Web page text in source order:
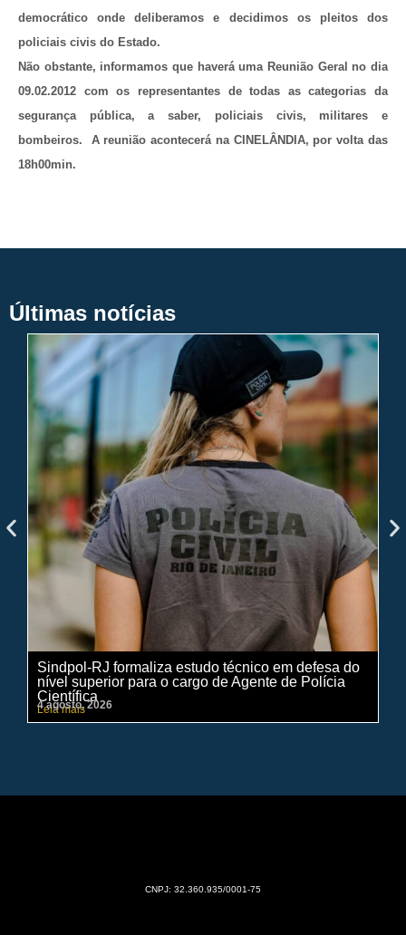
democrático onde deliberamos e decidimos os pleitos dos
policiais civis do Estado.
Não obstante, informamos que haverá uma Reunião Geral no dia
09.02.2012 com os representantes de todas as categorias da
segurança pública, a saber, policiais civis, militares e
bombeiros. A reunião acontecerá na CINELÂNDIA, por volta das
18h00min.
Últimas notícias
Sindpol-RJ formaliza estudo técnico em defesa do
nível superior para o cargo de Agente de Polícia
Científica
Leia mais
4 agosto, 2026
CNPJ: 32.360.935/0001-75